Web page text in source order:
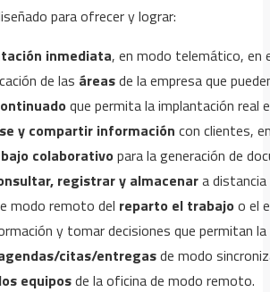
para ofrecer y lograr:
inmediata, en modo telemático, en
de las áreasde la empresa que
que permita la implantación real
y compartir información con clientes,
colaborativo para la generación de
registrar y almacenara
modo remoto del reparto el trabajo o el
y tomar decisiones que permitan la
citas/entregasde modo
equiposde la oficina de modo remoto.